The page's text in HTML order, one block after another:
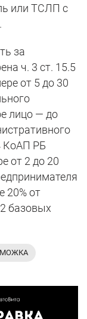
или ТСЛП с
за
ч. 3 ст. 15.5
от 5 до 30
лицо — до
КоАП РБ
от 2 до 20
20% от
базовых